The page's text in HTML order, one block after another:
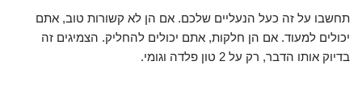
תחשבו על זה כעל הנעליים שלכם. אם הן לא קשורות טוב, אתם
יכולים למעוד. אם הן חלקות, אתם יכולים להחליק. הצמיגים זה
בדיוק אותו הדבר, רק על 2 טון פלדה וגומי.